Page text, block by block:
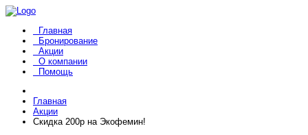
Главная
Бронирование
Акции
О компании
Помощь
Главная
Акции
Скидка 200р на Экофемин!